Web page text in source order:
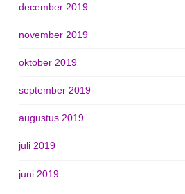
december 2019
november 2019
oktober 2019
september 2019
augustus 2019
juli 2019
juni 2019